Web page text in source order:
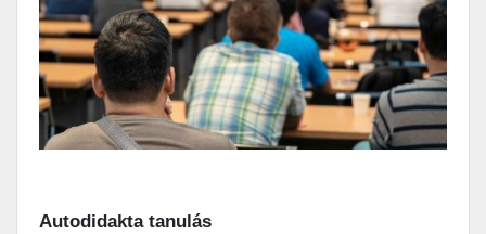
Autodidakta tanulás